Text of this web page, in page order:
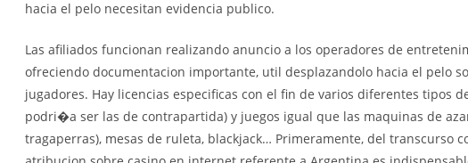
hacia el pelo necesitan evidencia publico.
Las afiliados funcionan realizando anuncio a los operadores de
ofreciendo documentacion importante, util desplazandolo hacia el pelo
jugadores. Hay licencias especificas con el fin de varios diferentes tipos
podri�a ser las de contrapartida) y juegos igual que las maquinas de
tragaperras), mesas de ruleta, blackjack… Primeramente, del transcurso